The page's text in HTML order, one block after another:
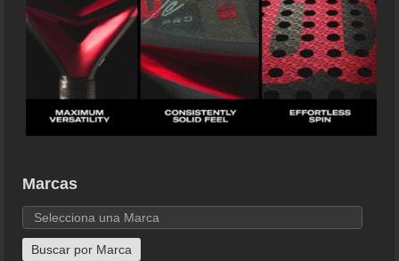
Marcas